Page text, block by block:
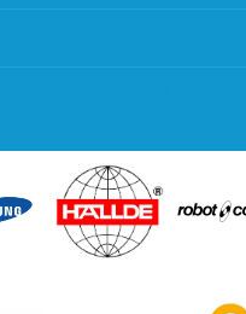
regeling EIA 2020